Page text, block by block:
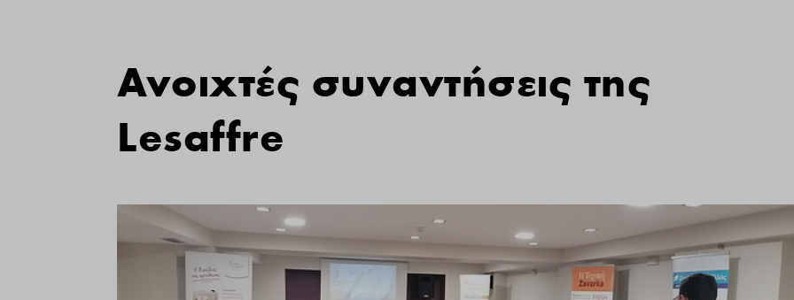
Ανοιχτές συναντήσεις της
Lesaffre